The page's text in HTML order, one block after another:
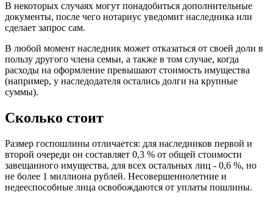
В некоторых случаях могут понадобиться дополнительные
документы, после чего нотариус уведомит наследника или
сделает запрос сам.
В любой момент наследник может отказаться от своей доли в
пользу другого члена семьи, а также в том случае, когда
расходы на оформление превышают стоимость имущества
(например, у наследодателя остались долги на крупные
суммы).
Сколько стоит
Размер госпошлины отличается: для наследников первой и
второй очереди он составляет 0,3 % от общей стоимости
завещанного имущества, для всех остальных лиц - 0,6 %, но
не более 1 миллиона рублей. Несовершеннолетние и
недееспособные лица освобождаются от уплаты пошлины.